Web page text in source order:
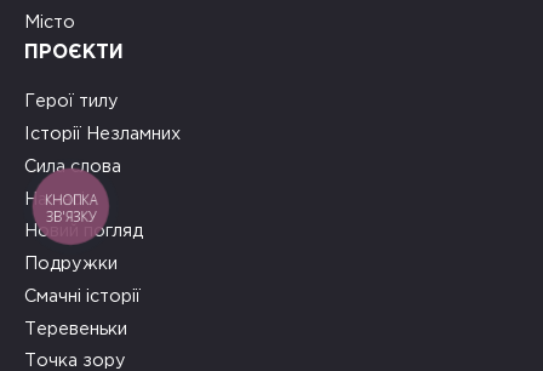
Місто
ПРОЄКТИ
Герої тилу
Історії Незламних
Сила слова
На часі
Новий погляд
Подружки
Смачні історії
Теревеньки
Точка зору
КНОПКА
ЗВ'ЯЗКУ